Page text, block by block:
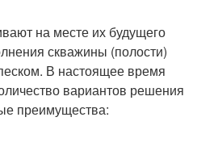
на месте их будущего
скважины (полости)
В настоящее время
вариантов реше­ния
преимущества: